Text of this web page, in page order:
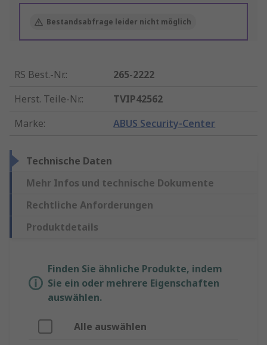
Bestandsabfrage leider nicht möglich
RS Best.-Nr.:
265-2222
Herst. Teile-Nr.:
TVIP42562
Marke: ABUS Security-Center
Technische Daten
Mehr Infos und technische Dokumente
Rechtliche Anforderungen
Produktdetails
Finden Sie ähnliche Produkte, indem
Sie ein oder mehrere Eigenschaften
auswählen.
Alle auswählen